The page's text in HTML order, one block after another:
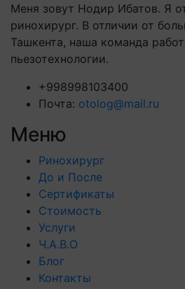
Меня зовут Нодир Ибатов. Я
ринохирург. В отличии от
Ташкента, наша команда
пьезотехнологии.
+998998103400
Почта: otolog@mail.ru
Меню
Ринохирург
До и После
Сертификаты
Стоимость
Услуги
Ч.А.В.О
Блог
Контакты